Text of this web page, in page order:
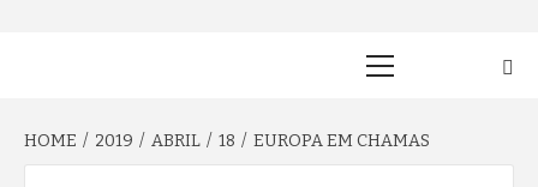
HOME 2019 ABRIL 18 EUROPA EM CHAMAS